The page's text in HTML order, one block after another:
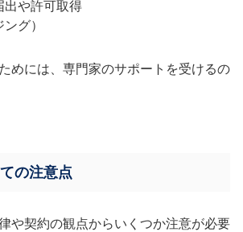
出や許可取得
グ）
めには、専門家のサポートを受けるの
の注意点
や契約の観点からいくつか注意が必要